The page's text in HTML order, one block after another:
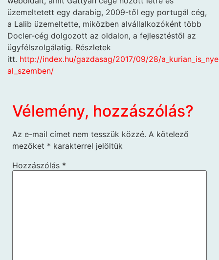
üzemeltetett egy darabig, 2009-től egy portugál cég,
a Lalib üzemeltette, miközben alvállalkozóként több
Docler-cég dolgozott az oldalon, a fejlesztéstől az
ügyfélszolgálatig. Részletek
itt. http://index.hu/gazdasag/2017/09/28/
al_szemben/
Vélemény, hozzászólás?
Az e-mail címet nem tesszük közzé. A kötelező
mezőket * karakterrel jelöltük
Hozzászólás *